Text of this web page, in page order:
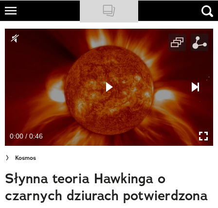
Skip
main
NATIONAL GEOGRAPHIC
Newsletter
Cuda Polski
Wielki Konkurs Fotograficzny
Trendbook Podróżniczy
Polecane
0:00 / 0:46
Kosmos
Słynna teoria Hawkinga o
czarnych dziurach potwierdzona